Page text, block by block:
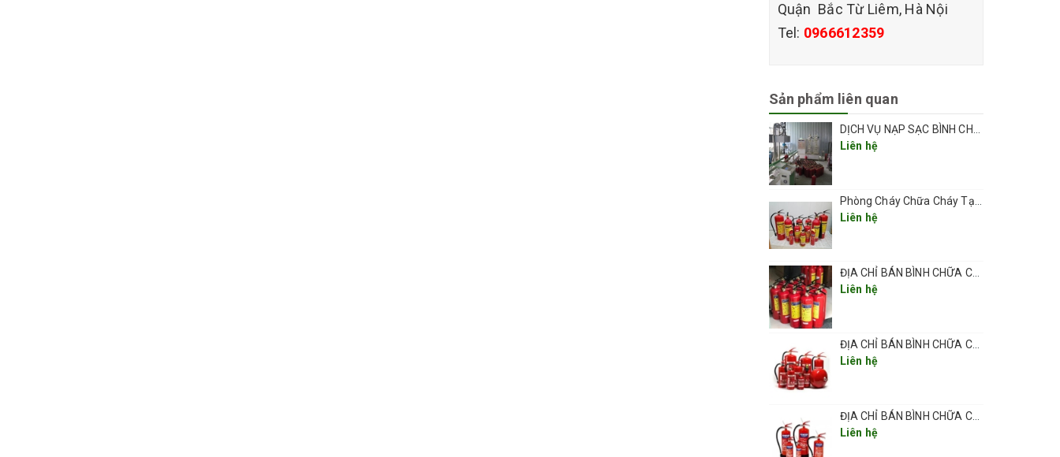
Quận Bắc Từ Liêm, Hà Nội
Tel: 0966612359
Sản phẩm liên quan
Liên hệ
Liên hệ
ĐỊA CHỈ BÁN BÌNH CHỮA CHÁY UY TÍN ĐẢM BẢO CHẤT LƯỢNG TẠI QUẬN HOÀI ĐỨC
Liên hệ
ĐỊA CHỈ BÁN BÌNH CHỮA CHÁY UY TÍN ĐẢM BẢO CHẤT LƯỢNG TẠI QUẬN HÀ ĐÔNG
Liên hệ
ĐỊA CHỈ BÁN BÌNH CHỮA CHÁY UY TÍN ĐẢM BẢO CHẤT LƯỢNG TẠI QUẬN THANH XUÂN
Liên hệ